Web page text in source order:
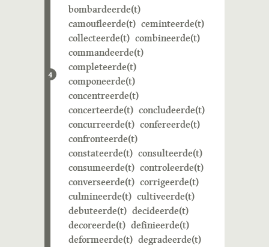
4
bombardeerde(t)
camoufleerde(t) ceminteerde(t)
collecteerde(t) combineerde(t)
commandeerde(t)
completeerde(t)
componeerde(t)
concentreerde(t)
concerteerde(t) concludeerde(t)
concurreerde(t) confereerde(t)
confronteerde(t)
constateerde(t) consulteerde(t)
consumeerde(t) controleerde(t)
converseerde(t) corrigeerde(t)
culmineerde(t) cultiveerde(t)
debuteerde(t) decideerde(t)
decoreerde(t) definieerde(t)
deformeerde(t) degradeerde(t)